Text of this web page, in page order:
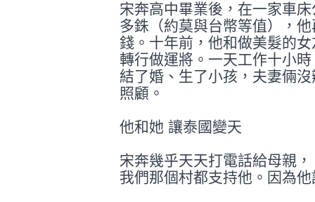
宋奔高中畢業後，在一家車
多銖（約莫與台幣等值），
錢。十年前，他和做美髮的
轉行做運將。一天工作十小時
結了婚、生了小孩，夫妻倆
照顧。
他和她 讓泰國變天
宋奔幾乎天天打電話給母親
我們那個村都支持他。因為